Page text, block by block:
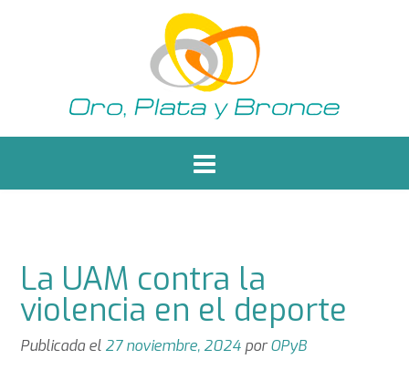
La UAM contra la
violencia en el deporte
Publicada el 27 noviembre, 2024 porOPyB